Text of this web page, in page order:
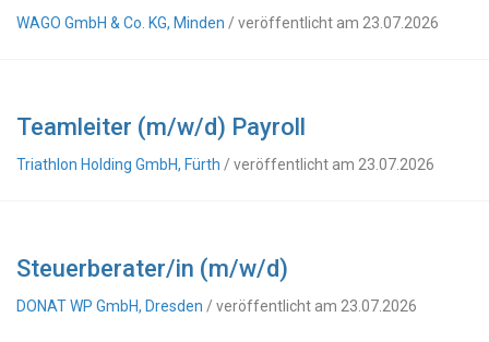
WAGO GmbH & Co. KG, Minden / veröffentlicht am 23.07.2026
Teamleiter (m/w/d) Payroll
Triathlon Holding GmbH, Fürth / veröffentlicht am 23.07.2026
Steuerberater/in (m/w/d)
DONAT WP GmbH, Dresden / veröffentlicht am 23.07.2026